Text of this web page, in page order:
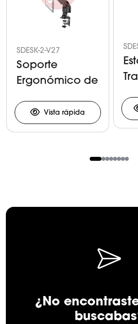
SDESK-2-V27
Soporte
Ergonómico de
Independientes
para Doble
Vista rápida
¿No